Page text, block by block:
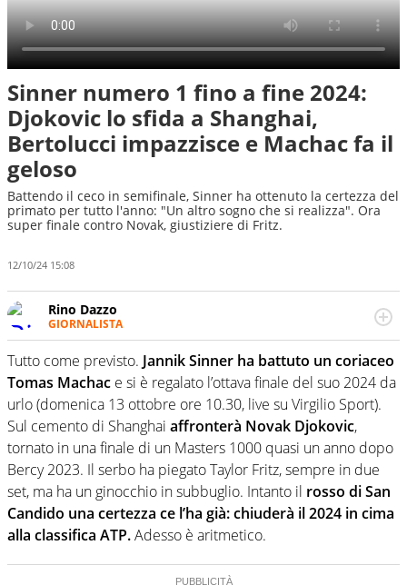
Sinner numero 1 fino a fine 2024:
Djokovic lo sfida a Shanghai,
Bertolucci impazzisce e Machac fa il
geloso
Battendo il ceco in semifinale, Sinner ha ottenuto la certezza del
primato per tutto l'anno: "Un altro sogno che si realizza". Ora
super finale contro Novak, giustiziere di Fritz.
12/10/24 15:08
Rino Dazzo
GIORNALISTA
Se mai ci fosse modo di traslare il glossario del calcio in
una nicchia di esperti, lui ne farebbe parte. Non si perde
una svista arbitrale né gli umori social del mondo delle
curve
Tutto come previsto. Jannik Sinner ha battuto un coriaceo
Tomas Machac e si è regalato l’ottava finale del suo 2024 da
urlo (domenica 13 ottobre ore 10.30, live su Virgilio Sport).
Sul cemento di Shanghai affronterà Novak Djokovic,
tornato in una finale di un Masters 1000 quasi un anno dopo
Bercy 2023. Il serbo ha piegato Taylor Fritz, sempre in due
set, ma ha un ginocchio in subbuglio. Intanto il rosso di San
Candido una certezza ce l’ha già: chiuderà il 2024 in cima
alla classifica ATP.Adesso è aritmetico.